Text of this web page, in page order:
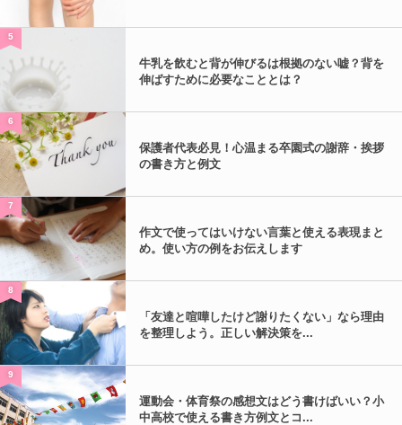
5
牛乳を飲むと背が伸びるは根拠のない嘘？背を
伸ばすために必要なこととは？
6
保護者代表必見！心温まる卒園式の謝辞・挨拶
の書き方と例文
7
作文で使ってはいけない言葉と使える表現まと
め。使い方の例をお伝えします
8
「友達と喧嘩したけど謝りたくない」なら理由
を整理しよう。正しい解決策を...
9
運動会・体育祭の感想文はどう書けばいい？小
中高校で使える書き方例文とコ...